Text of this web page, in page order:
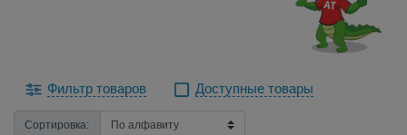
Фильтр товаров Доступные товары
Сортировка: